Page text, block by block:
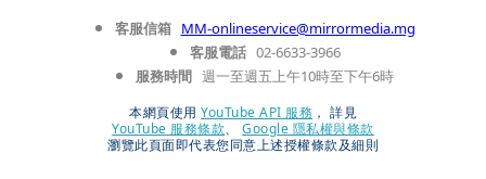
客服信箱 MM-onlineservice@mirrormedia.mg
客服電話 02-6633-3966
服務時間 週一至週五上午10時至下午6時
本網頁使用 YouTube API 服務 ， 詳見
YouTube 服務條款、
Google 隱私權與條款
瀏覽此頁面即代表您同意上述授權條款及細則